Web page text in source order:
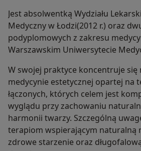
Jest absolwentką Wydziału
Medyczny w Łodzi(2012 r.) oraz
podyplomowych z zakresu
Warszawskim Uniwersytecie
W swojej praktyce koncentruje się
medycynie estetycznej opartej na
łączonych, których celem jest
wyglądu przy zachowaniu
harmonii twarzy. Szczególną
terapiom wspierającym naturalną
zdrowe starzenie oraz